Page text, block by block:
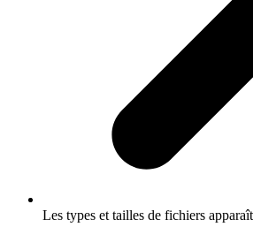
Les types et tailles de fichiers